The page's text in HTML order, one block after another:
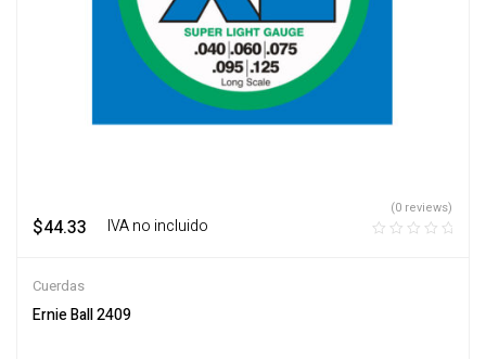
$44.33 ‎ ‎ ‎ IVA no incluido
(0 reviews)
Cuerdas
Ernie Ball 2409